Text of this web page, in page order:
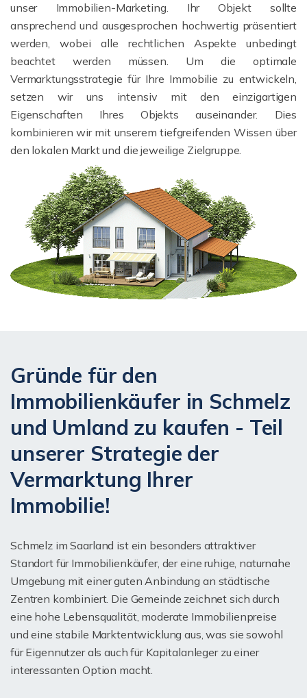
unser Immobilien-Marketing. Ihr Objekt sollte
ansprechend und ausgesprochen hochwertig präsentiert
werden, wobei alle rechtlichen Aspekte unbedingt
beachtet werden müssen. Um die optimale
Vermarktungsstrategie für Ihre Immobilie zu entwickeln,
setzen wir uns intensiv mit den einzigartigen
Eigenschaften Ihres Objekts auseinander. Dies
kombinieren wir mit unserem tiefgreifenden Wissen über
den lokalen Markt und die jeweilige Zielgruppe.
Gründe für den
Immobilienkäufer in Schmelz
und Umland zu kaufen - Teil
unserer Strategie der
Vermarktung Ihrer
Immobilie!
Schmelz im Saarland ist ein besonders attraktiver
Standort für Immobilienkäufer, der eine ruhige, naturnahe
Umgebung mit einer guten Anbindung an städtische
Zentren kombiniert. Die Gemeinde zeichnet sich durch
eine hohe Lebensqualität, moderate Immobilienpreise
und eine stabile Marktentwicklung aus, was sie sowohl
für Eigennutzer als auch für Kapitalanleger zu einer
interessanten Option macht.